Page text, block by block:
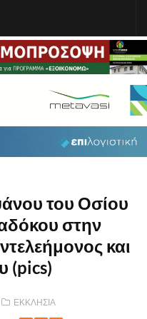
του Οσίου
στην
και
(pics)
ΕΚΚΛΗΣΙΑ